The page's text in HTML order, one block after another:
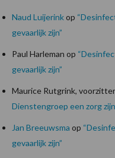
Naud Luijerinkop
gevaarlijk zijn”
Paul Harleman op
gevaarlijk zijn”
Maurice Rutgrink,
Dienstengroep een zorg
Jan Breeuwsma op
gevaarlijk zijn”